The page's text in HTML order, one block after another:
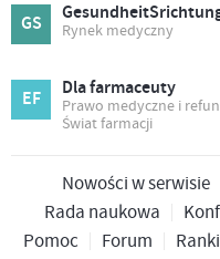
GS Rynek medyczny
EF Dla farmaceuty
Świat farmacji
Nowości w serwisie
Rada naukowa
Pomoc
Forum